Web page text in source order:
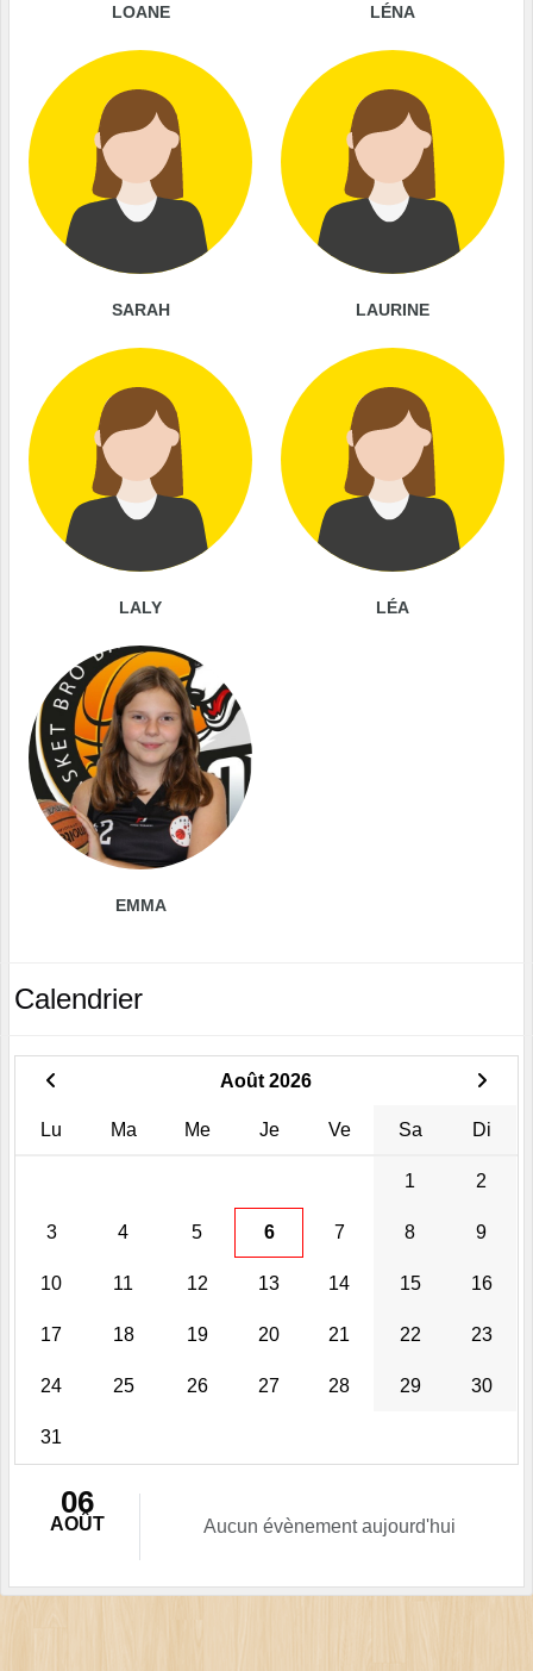
LOANE LÉNA
SARAH LAURINE
LALY LÉA
EMMA
Calendrier
Août 2026
Lu Ma Me Je Ve Sa Di
1 2
3 4 5 6 7 8 9
10 11 12 13 14 15 16
17 18 19 20 21 22 23
24 25 26 27 28 29 30
31
06
AOÛT Aucun évènement aujourd'hui